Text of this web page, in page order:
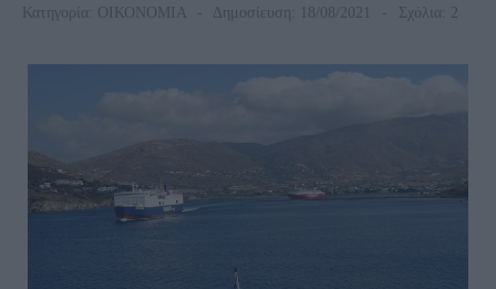
Κατηγορία: ΟΙΚΟΝΟΜΙΑ Δημοσίευση: 18/08/2021 Σχόλια: 2